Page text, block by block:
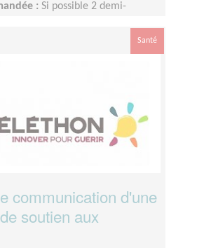
: Si possible 2 demi-
Santé
communication d'une
soutien aux